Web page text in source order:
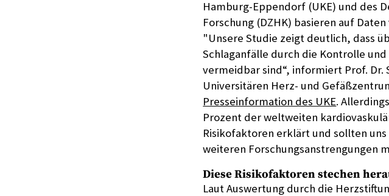
Hamburg-Eppendorf (UKE) und des
Forschung (DZHK) basieren auf
"Unsere Studie zeigt deutlich, dass
Schlaganfälle durch die Kontrolle
vermeidbar sind“, informiert Prof.
Universitären Herz- und
Presseinformation des UKE.
Prozent der weltweiten
Risikofaktoren erklärt und sollten
weiteren Forschungsanstrengungen
Diese Risikofaktoren stechen
Laut Auswertung durch die